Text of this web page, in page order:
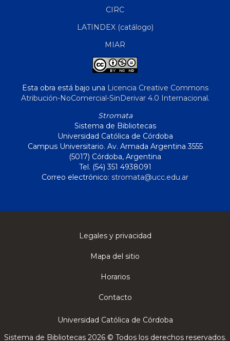
CIRC
LATINDEX (catálogo)
MIAR
Esta obra está bajo una Licencia Creative Commons
Atribución-NoComercial-SinDerivar 4.0 Internacional.
Stromata
Sistema de Bibliotecas
Universidad Católica de Córdoba
Campus Universitario. Av. Armada Argentina 3555
(5017) Córdoba, Argentina
Tel. (54) 351 4938091
Correo electrónico: stromata@ucc.edu.ar
Legales y privacidad
Mapa del sitio
Horarios
Contacto
Universidad Católica de Córdoba
Sistema de Bibliotecas 2026 © Todos los derechos reservados.